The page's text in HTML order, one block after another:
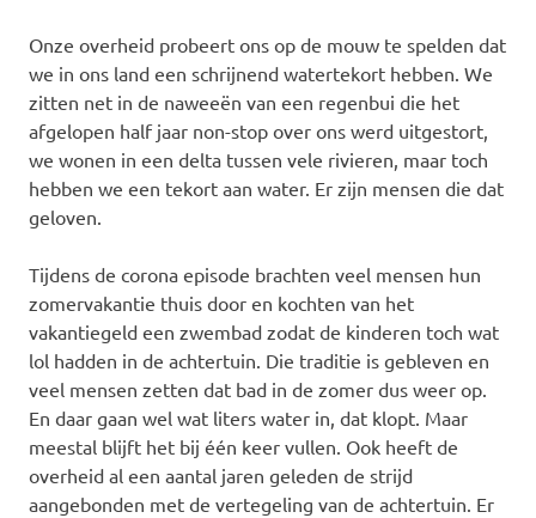
Onze overheid probeert ons op de mouw te spelden dat
we in ons land een schrijnend watertekort hebben. We
zitten net in de naweeën van een regenbui die het
afgelopen half jaar non-stop over ons werd uitgestort,
we wonen in een delta tussen vele rivieren, maar toch
hebben we een tekort aan water. Er zijn mensen die dat
geloven.
Tijdens de corona episode brachten veel mensen hun
zomervakantie thuis door en kochten van het
vakantiegeld een zwembad zodat de kinderen toch wat
lol hadden in de achtertuin. Die traditie is gebleven en
veel mensen zetten dat bad in de zomer dus weer op.
En daar gaan wel wat liters water in, dat klopt. Maar
meestal blijft het bij één keer vullen. Ook heeft de
overheid al een aantal jaren geleden de strijd
aangebonden met de vertegeling van de achtertuin. Er